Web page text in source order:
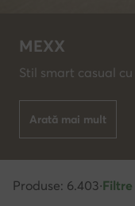
MEXX
Stil smart casual
Arată mai mult
Produse: 6.403·Filtre